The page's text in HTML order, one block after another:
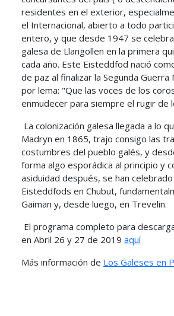
residentes en el exterior,
el Internacional, abierto a todo
entero, y que desde 1947 se
galesa de Llangollen en la primera
cada año. Este Eisteddfod nació
de paz al finalizar la Segunda Guerra
por lema: "Que las voces de los
enmudecer para siempre el rugir de
La colonización galesa llegada a lo
Madryn en 1865, trajo consigo las
costumbres del pueblo galés, y
forma algo esporádica al principio y
asiduidad después, se han
Eisteddfods en Chubut,
Gaiman y, desde luego, en Trevelin.
El programa completo para
en Abril 26 y 27 de 2019 aquí
Más información de Los Galeses en